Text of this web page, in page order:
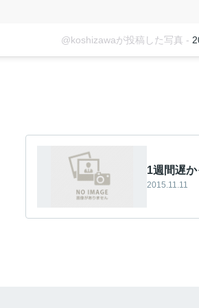
@koshizawaが投稿した写真 -
1週間遅
2015.11.11